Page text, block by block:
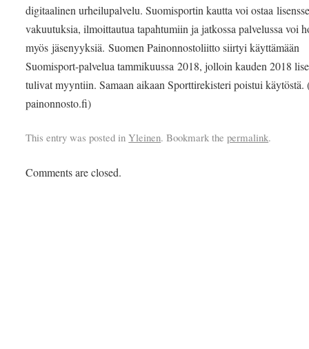
digitaalinen urheilupalvelu. Suomisportin kautta voi ostaa
vakuutuksia, ilmoittautua tapahtumiin ja jatkossa palvelussa voi
myös jäsenyyksiä. Suomen Painonnostoliitto siirtyi käyttämään
Suomisport-palvelua tammikuussa 2018, jolloin kauden 2018
tulivat myyntiin. Samaan aikaan Sporttirekisteri poistui käytöstä.
painonnosto.fi)
This entry was posted inYleinen. Bookmark thepermalink.
Comments are closed.